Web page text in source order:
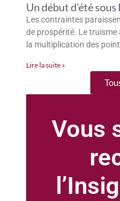
Un début d’été
Les contraintes
de prospérité. Le truisme
la multiplication des
Lire la suite »
Vous